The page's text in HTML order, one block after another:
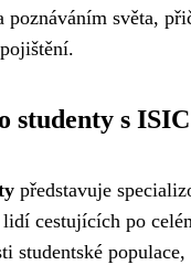
světa,
studenty s ISIC
představuje
cestujících po
studentské